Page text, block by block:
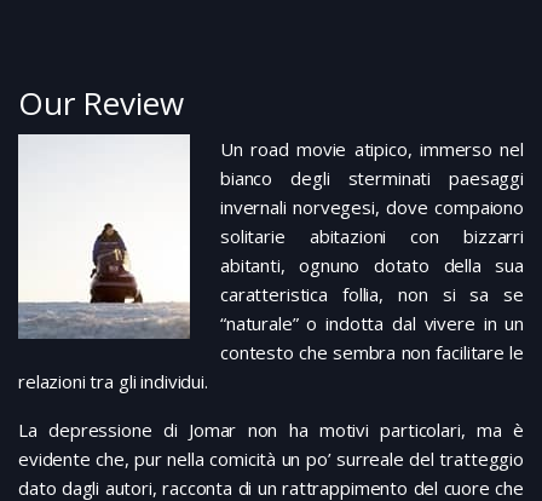
Our Review
Un road movie atipico, immerso nel
bianco degli sterminati paesaggi
invernali norvegesi, dove compaiono
solitarie abitazioni con bizzarri
abitanti, ognuno dotato della sua
caratteristica follia, non si sa se
“naturale” o indotta dal vivere in un
contesto che sembra non facilitare le
relazioni tra gli individui.
La depressione di Jomar non ha motivi particolari, ma è
evidente che, pur nella comicità un po’ surreale del tratteggio
dato dagli autori, racconta di un rattrappimento del cuore che